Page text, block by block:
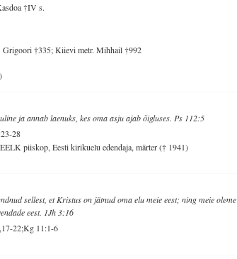
†IV s.
Grigoori †335; Kiievi metr. Mihhail †992
ja annab laenuks, kes oma asju ajab õigluses. Ps 112:5
28
piiskop, Eesti kirikuelu edendaja, märter († 1941)
sellest, et Kristus on jätnud oma elu meie eest; ning meie oleme
eest. 1Jh 3:16
22;Kg 11:1-6